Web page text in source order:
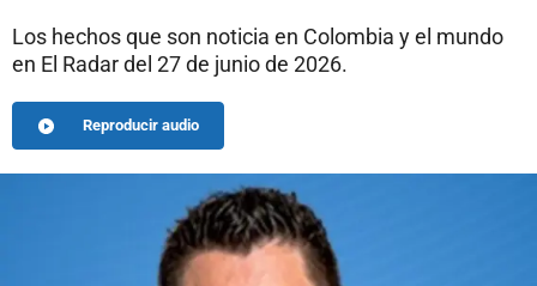
Los hechos que son noticia en Colombia y el mundo
en El Radar del 27 de junio de 2026.
Reproducir audio